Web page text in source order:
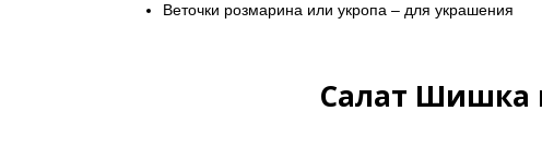
Веточки розмарина или укропа – для украшения
Салат Шишка